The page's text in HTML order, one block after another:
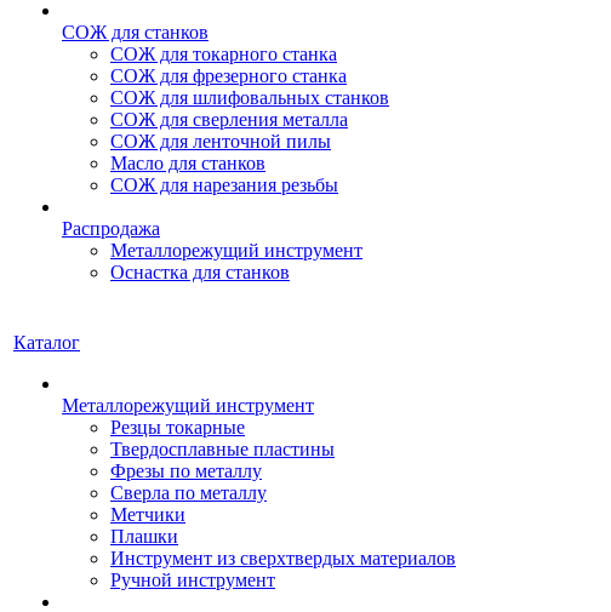
СОЖ для станков
СОЖ для токарного станка
СОЖ для фрезерного станка
СОЖ для шлифовальных станков
СОЖ для сверления металла
СОЖ для ленточной пилы
Масло для станков
СОЖ для нарезания резьбы
Распродажа
Металлорежущий инструмент
Оснастка для станков
Каталог
Металлорежущий инструмент
Резцы токарные
Твердосплавные пластины
Фрезы по металлу
Сверла по металлу
Метчики
Плашки
Инструмент из сверхтвердых материалов
Ручной инструмент